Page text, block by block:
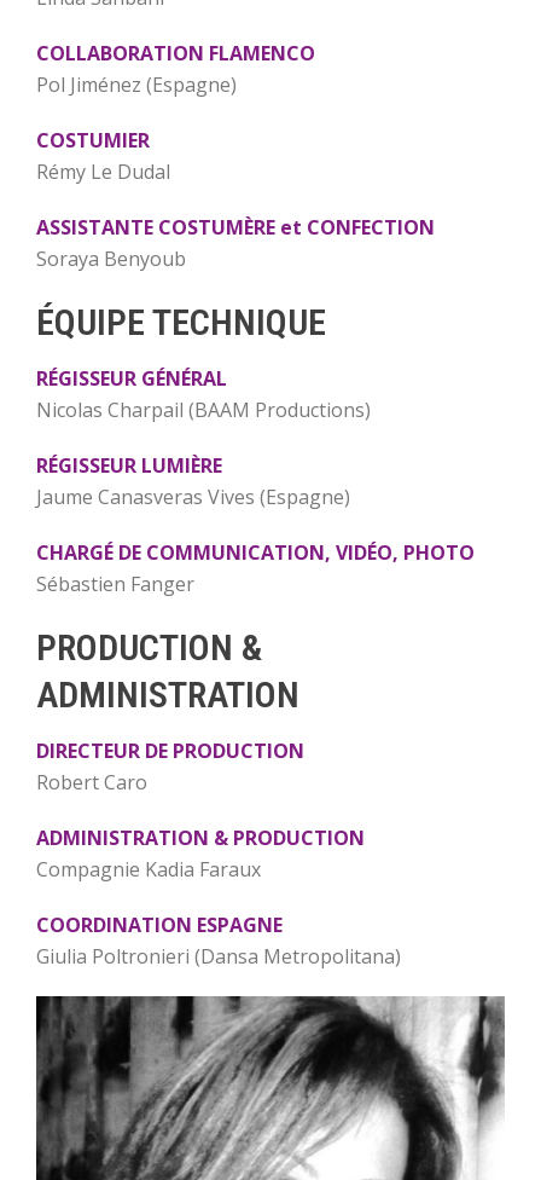
COLLABORATION FLAMENCO
Pol Jiménez (Espagne)
COSTUMIER
Rémy Le Dudal
ASSISTANTE COSTUMÈRE et CONFECTION
Soraya Benyoub
ÉQUIPE TECHNIQUE
RÉGISSEUR GÉNÉRAL
Nicolas Charpail (BAAM Productions)
RÉGISSEUR LUMIÈRE
Jaume Canasveras Vives (Espagne)
CHARGÉ DE COMMUNICATION, VIDÉO, PHOTO
Sébastien Fanger
PRODUCTION &
ADMINISTRATION
DIRECTEUR DE PRODUCTION
Robert Caro
ADMINISTRATION & PRODUCTION
Compagnie Kadia Faraux
COORDINATION ESPAGNE
Giulia Poltronieri (Dansa Metropolitana)